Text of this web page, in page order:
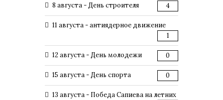
8 августа - День строителя 4
11 августа - антиядерное движение
1
12 августа - День молодежи 0
15 августа - День спорта 0
13 августа - Победа Сапиева на летних